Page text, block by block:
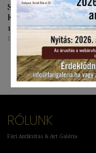
Szilágyi Nagy István:
Kleopátra Halála, 1923-
1944
115.000
RÓLUNK
Fári Antikvitás & Art Galéria